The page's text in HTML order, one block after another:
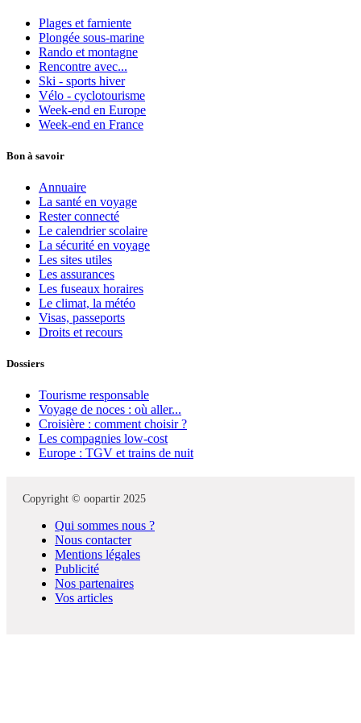
Plages et farniente
Plongée sous-marine
Rando et montagne
Rencontre avec...
Ski - sports hiver
Vélo - cyclotourisme
Week-end en Europe
Week-end en France
Bon à savoir
Annuaire
La santé en voyage
Rester connecté
Le calendrier scolaire
La sécurité en voyage
Les sites utiles
Les assurances
Les fuseaux horaires
Le climat, la météo
Visas, passeports
Droits et recours
Dossiers
Tourisme responsable
Voyage de noces : où aller...
Croisière : comment choisir ?
Les compagnies low-cost
Europe : TGV et trains de nuit
Copyright © oopartir 2025
Qui sommes nous ?
Nous contacter
Mentions légales
Publicité
Nos partenaires
Vos articles